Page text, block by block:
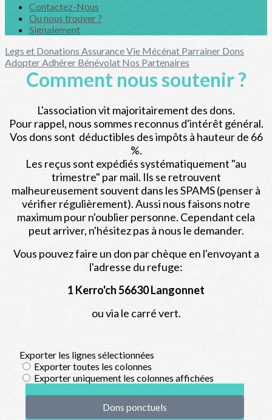
Contactez-Nous
Ou nous trouver ?
Signalement
Legs et Donations Assurance Vie Mécénat Parrainer Dons
AdopterAdhérer Bénévolat Nos Partenaires
Comment nous soutenir ?
L'association vit majoritairement des dons.
Pour rappel, nous sommes reconnus d'intérêt général.
Vos dons sont déductibles des impôts à hauteur de 66
%.
Les reçus sont expédiés systématiquement "au
trimestre" par mail. Ils se retrouvent
malheureusement souvent dans les SPAMS (penser à
vérifier régulièrement). Aussi nous faisons notre
maximum pour n'oublier personne. Cependant cela
peut arriver, n'hésitez pas à nous le demander.
Vous pouvez faire un don par chèque en l'envoyant a
l'adresse du refuge:
1 Kerro'ch 56630 Langonnet
ou via le carré vert.